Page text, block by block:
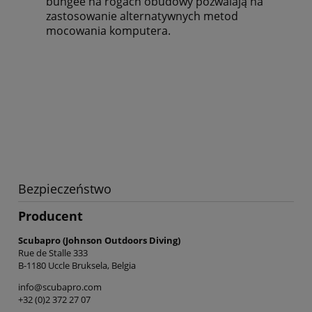
zastosowanie alternatywnych metod
mocowania komputera.
Bezpieczeństwo
Producent
Scubapro (Johnson Outdoors Diving)
Rue de Stalle 333
B-1180 Uccle Bruksela, Belgia
info@scubapro.com
+32 (0)2 372 27 07